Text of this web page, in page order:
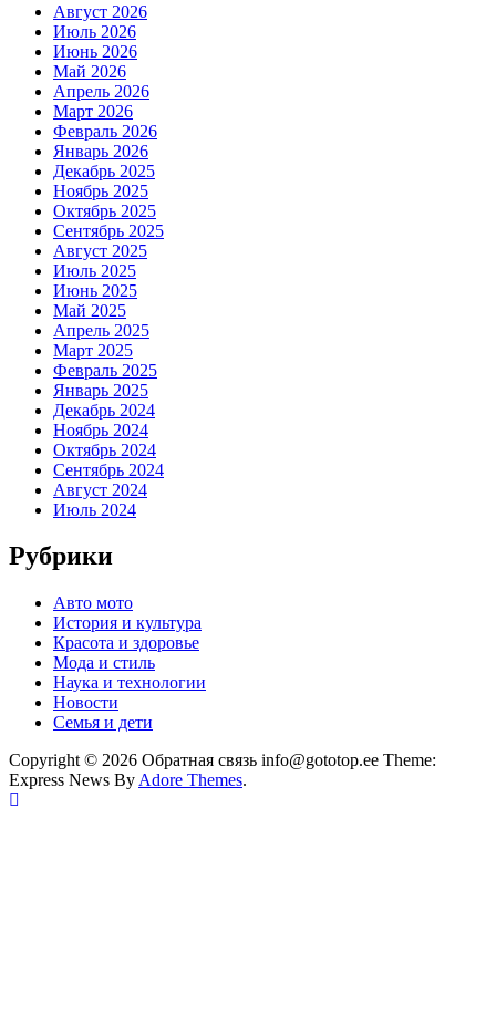
Август 2026
Июль 2026
Июнь 2026
Май 2026
Апрель 2026
Март 2026
Февраль 2026
Январь 2026
Декабрь 2025
Ноябрь 2025
Октябрь 2025
Сентябрь 2025
Август 2025
Июль 2025
Июнь 2025
Май 2025
Апрель 2025
Март 2025
Февраль 2025
Январь 2025
Декабрь 2024
Ноябрь 2024
Октябрь 2024
Сентябрь 2024
Август 2024
Июль 2024
Рубрики
Авто мото
История и культура
Красота и здоровье
Мода и стиль
Наука и технологии
Новости
Семья и дети
Copyright © 2026 Обратная связь info@gototop.ee Theme:
Express News By Adore Themes.